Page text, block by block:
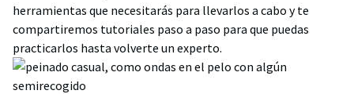
herramientas que necesitarás para llevarlos a cabo y te
compartiremos tutoriales paso a paso para que puedas
practicarlos hasta volverte un experto.